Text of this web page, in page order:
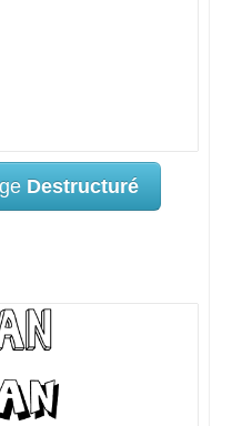
Destructuré